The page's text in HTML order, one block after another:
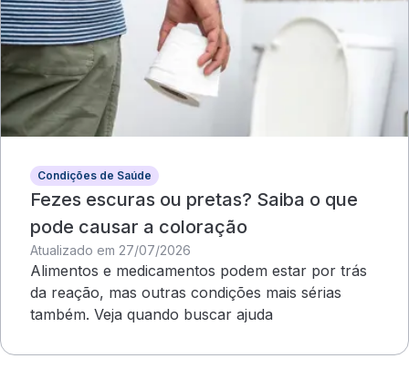
Condições de Saúde
Fezes escuras ou pretas? Saiba o que
pode causar a coloração
Atualizado em 27/07/2026
Alimentos e medicamentos podem estar por trás
da reação, mas outras condições mais sérias
também. Veja quando buscar ajuda